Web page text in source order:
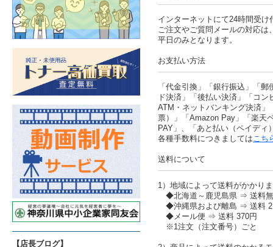
インターネットにて24時間受け
ご注文やご質問メールの対応は
平日のみとなります。
お支払い方法
「代金引換」「銀行振込」「
ド決済」「後払い決済」「コ
ATM・ネットバンキング決済」
票）」「Amazon Pay」「楽天
PAY」、「あと払い（ペイディ
各種手数料につきましてはこち
送料について
1）地域によって送料がかかり
◆北海道～鹿児島県 ⇒ 送料
◆沖縄県および離島 ⇒ 送料
◆メール便 ⇒ 送料 370円
※1注文（注文番号）ごと
【店長ブログ】